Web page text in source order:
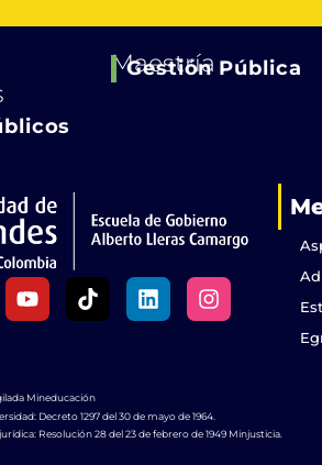
Maestría
Gestión Pública
Y
o
b
e
T
i
k
L
i
i
n
I
n
r
a
Mineducación
Decreto 1297 del 30 de mayo de 1964.
Resolución 28 del 23 de febrero de 1949 Minjusticia.